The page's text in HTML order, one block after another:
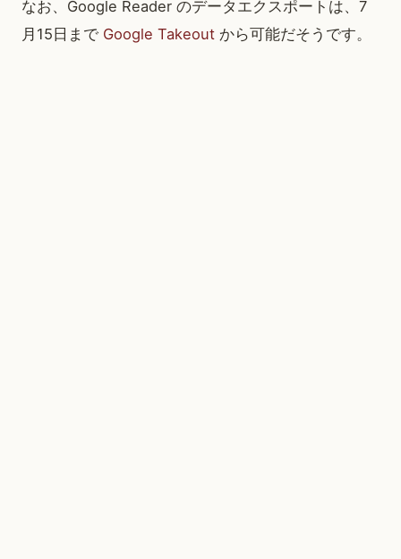
なお、Google Reader のデータエクスポートは、7
月15日まで Google Takeout から可能だそうです。